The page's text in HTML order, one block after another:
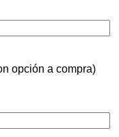
opción a compra)